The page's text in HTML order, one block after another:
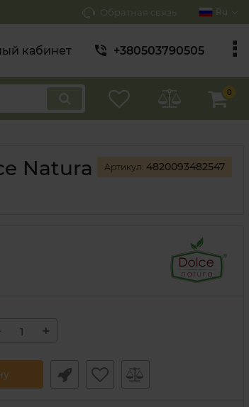
Обратная связь Ru
кабинет +380503790505
0
Natura
Артикул: 4820093482547
+